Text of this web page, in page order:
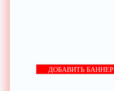
ДОБАВИТЬ БАННЕР